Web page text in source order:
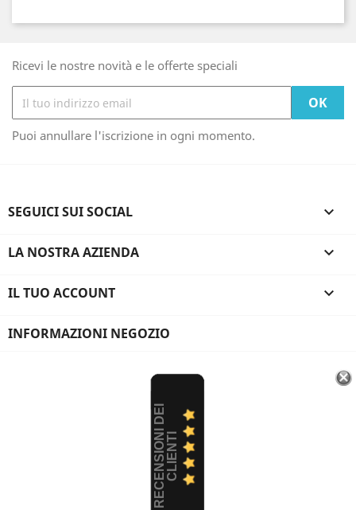
Ricevi le nostre novità e le offerte speciali
Puoi annullare l'iscrizione in ogni momento.
SEGUICI SUI SOCIAL 
LA NOSTRA AZIENDA 
IL TUO ACCOUNT 
INFORMAZIONI NEGOZIO
R
E
C
E
N
S
I
ON
I
D
E
I
C
L
I
E
N
TI